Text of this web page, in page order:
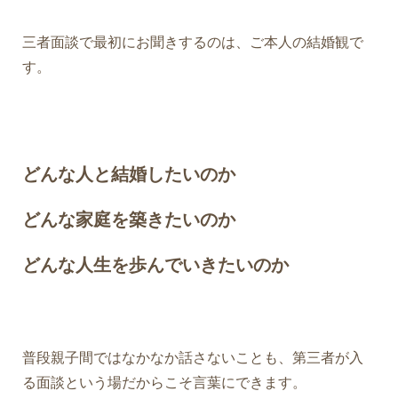
三者面談で最初にお聞きするのは、ご本人の結婚観で
す。
どんな人と結婚したいのか
どんな家庭を築きたいのか
どんな人生を歩んでいきたいのか
普段親子間ではなかなか話さないことも、第三者が入
る面談という場だからこそ言葉にできます。